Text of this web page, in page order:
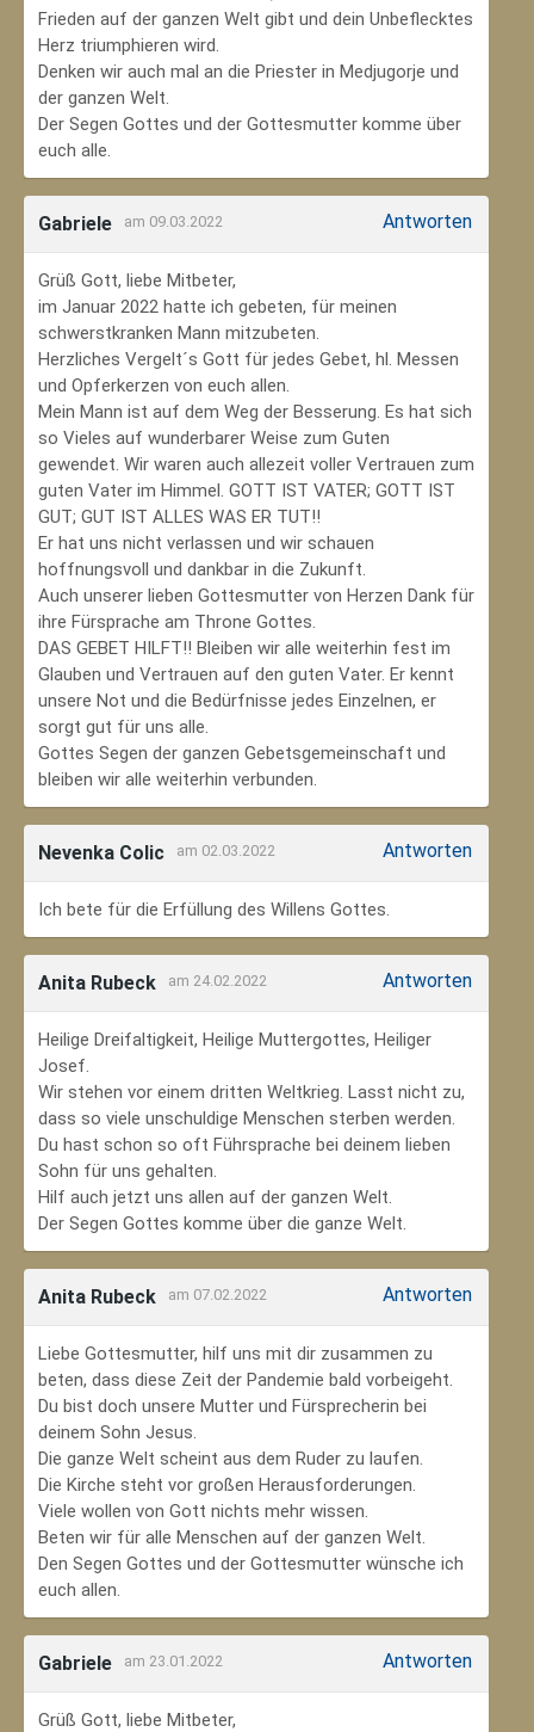
Frieden auf der ganzen Welt gibt und dein Unbeflecktes
Herz triumphieren wird.
Denken wir auch mal an die Priester in Medjugorje und
der ganzen Welt.
Der Segen Gottes und der Gottesmutter komme über
euch alle.
Gabriele am 09.03.2022 Antworten
Grüß Gott, liebe Mitbeter,
im Januar 2022 hatte ich gebeten, für meinen
schwerstkranken Mann mitzubeten.
Herzliches Vergelt´s Gott für jedes Gebet, hl. Messen
und Opferkerzen von euch allen.
Mein Mann ist auf dem Weg der Besserung. Es hat sich
so Vieles auf wunderbarer Weise zum Guten
gewendet. Wir waren auch allezeit voller Vertrauen zum
guten Vater im Himmel. GOTT IST VATER; GOTT IST
GUT; GUT IST ALLES WAS ER TUT!!
Er hat uns nicht verlassen und wir schauen
hoffnungsvoll und dankbar in die Zukunft.
Auch unserer lieben Gottesmutter von Herzen Dank für
ihre Fürsprache am Throne Gottes.
DAS GEBET HILFT!! Bleiben wir alle weiterhin fest im
Glauben und Vertrauen auf den guten Vater. Er kennt
unsere Not und die Bedürfnisse jedes Einzelnen, er
sorgt gut für uns alle.
Gottes Segen der ganzen Gebetsgemeinschaft und
bleiben wir alle weiterhin verbunden.
Nevenka Colic am 02.03.2022 Antworten
Ich bete für die Erfüllung des Willens Gottes.
Anita Rubeck am 24.02.2022 Antworten
Heilige Dreifaltigkeit, Heilige Muttergottes, Heiliger
Josef.
Wir stehen vor einem dritten Weltkrieg. Lasst nicht zu,
dass so viele unschuldige Menschen sterben werden.
Du hast schon so oft Führsprache bei deinem lieben
Sohn für uns gehalten.
Hilf auch jetzt uns allen auf der ganzen Welt.
Der Segen Gottes komme über die ganze Welt.
Anita Rubeck am 07.02.2022 Antworten
Liebe Gottesmutter, hilf uns mit dir zusammen zu
beten, dass diese Zeit der Pandemie bald vorbeigeht.
Du bist doch unsere Mutter und Fürsprecherin bei
deinem Sohn Jesus.
Die ganze Welt scheint aus dem Ruder zu laufen.
Die Kirche steht vor großen Herausforderungen.
Viele wollen von Gott nichts mehr wissen.
Beten wir für alle Menschen auf der ganzen Welt.
Den Segen Gottes und der Gottesmutter wünsche ich
euch allen.
Gabriele am 23.01.2022 Antworten
Grüß Gott, liebe Mitbeter,